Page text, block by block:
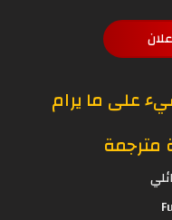
على ما يرام